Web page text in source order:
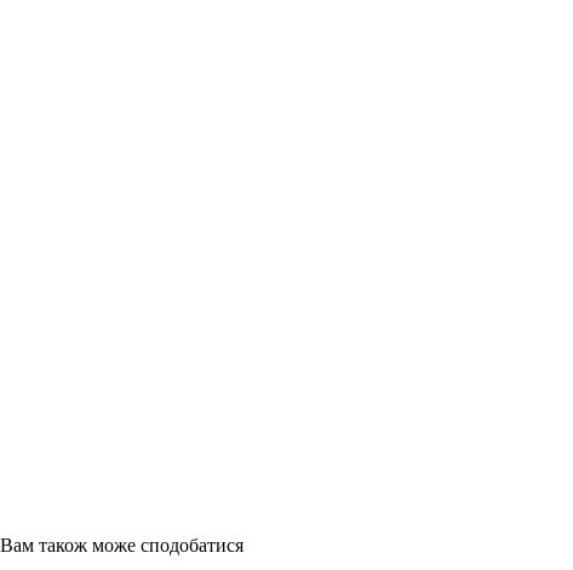
Вам також може сподобатися